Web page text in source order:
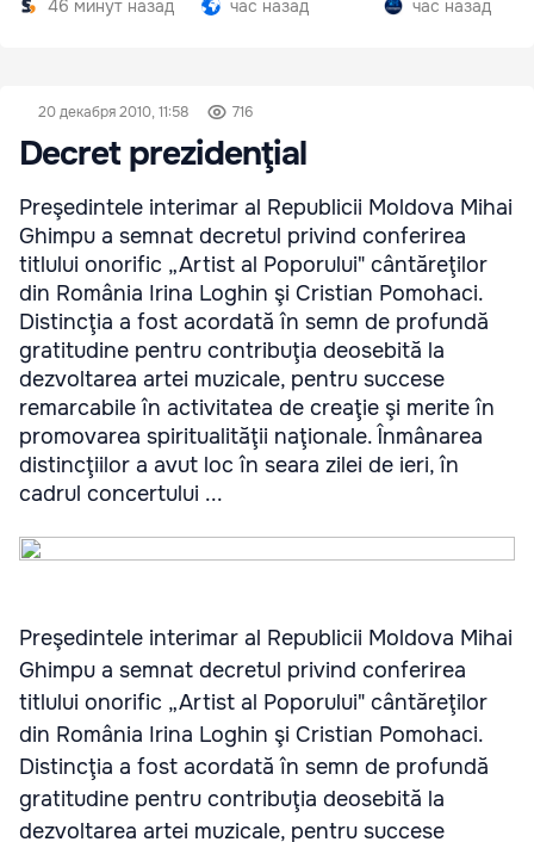
46 минут назад час назад час назад
20 декабря 2010, 11:58 716
Decret prezidenţial
Preşedintele interimar al Republicii Moldova Mihai
Ghimpu a semnat decretul privind conferirea
titlului onorific „Artist al Poporului" cântăreţilor
din România Irina Loghin şi Cristian Pomohaci.
Distincţia a fost acordată în semn de profundă
gratitudine pentru contribuţia deosebită la
dezvoltarea artei muzicale, pentru succese
remarcabile în activitatea de creaţie şi merite în
promovarea spiritualităţii naţionale. Înmânarea
distincţiilor a avut loc în seara zilei de ieri, în
cadrul concertului ...
Preşedintele interimar al Republicii Moldova Mihai
Ghimpu a semnat decretul privind conferirea
titlului onorific „Artist al Poporului" cântăreţilor
din România Irina Loghin şi Cristian Pomohaci.
Distincţia a fost acordată în semn de profundă
gratitudine pentru contribuţia deosebită la
dezvoltarea artei muzicale, pentru succese